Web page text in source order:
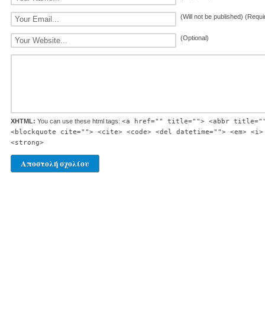
(Will not be published)
(Optional)
XHTML: You can use these html tags: <a href="" title=""> <abbr
<blockquote cite=""> <cite> <code> <del datetime=""> <em>
<strong>